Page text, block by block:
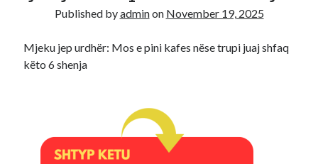
Recent Comments
A WordPress CommenteronHello world!
Published byadminon November 19, 2025
Mjeku jep urdhër: Mos e pini kafes nëse trupi juaj shfaq
këto 6 shenja